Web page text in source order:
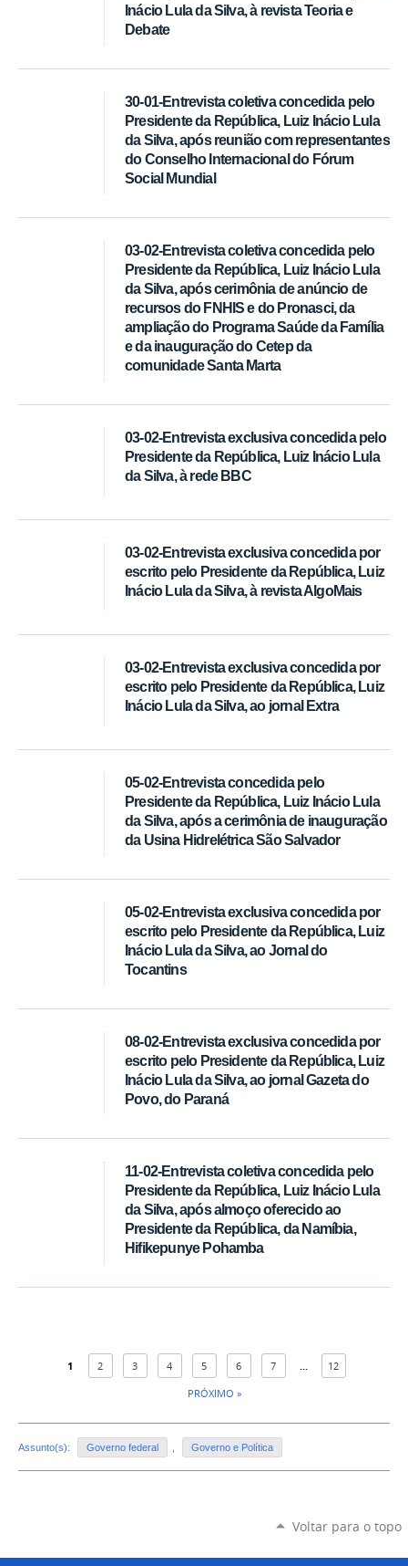
Inácio Lula da Silva, à revista Teoria e
Debate
30-01-Entrevista coletiva concedida pelo
Presidente da República, Luiz Inácio Lula
da Silva, após reunião com representantes
do Conselho Internacional do Fórum
Social Mundial
03-02-Entrevista coletiva concedida pelo
Presidente da República, Luiz Inácio Lula
da Silva, após cerimônia de anúncio de
recursos do FNHIS e do Pronasci, da
ampliação do Programa Saúde da Família
e da inauguração do Cetep da
comunidade Santa Marta
03-02-Entrevista exclusiva concedida pelo
Presidente da República, Luiz Inácio Lula
da Silva, à rede BBC
03-02-Entrevista exclusiva concedida por
escrito pelo Presidente da República, Luiz
Inácio Lula da Silva, à revista AlgoMais
03-02-Entrevista exclusiva concedida por
escrito pelo Presidente da República, Luiz
Inácio Lula da Silva, ao jornal Extra
05-02-Entrevista concedida pelo
Presidente da República, Luiz Inácio Lula
da Silva, após a cerimônia de inauguração
da Usina Hidrelétrica São Salvador
05-02-Entrevista exclusiva concedida por
escrito pelo Presidente da República, Luiz
Inácio Lula da Silva, ao Jornal do
Tocantins
08-02-Entrevista exclusiva concedida por
escrito pelo Presidente da República, Luiz
Inácio Lula da Silva, ao jornal Gazeta do
Povo, do Paraná
11-02-Entrevista coletiva concedida pelo
Presidente da República, Luiz Inácio Lula
da Silva, após almoço oferecido ao
Presidente da República, da Namíbia,
Hifikepunye Pohamba
1 2 3 4 5 6 7
12
PRÓXIMO »
Assunto(s): Governo federal Governo e Política
Voltar para o topo